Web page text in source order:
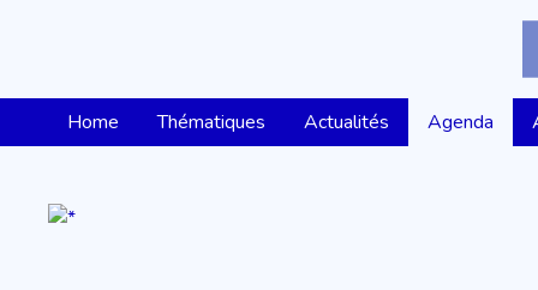
Home Thématiques Actualités Agenda